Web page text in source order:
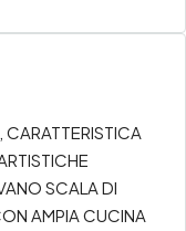
CARATTERISTICA
SCALA DI
AMPIA CUCINA